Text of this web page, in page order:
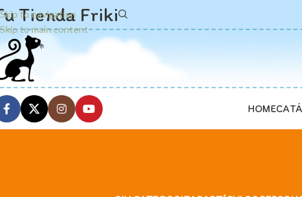
Skip to navigation
Skip to main content
Tienda Friki
HOME